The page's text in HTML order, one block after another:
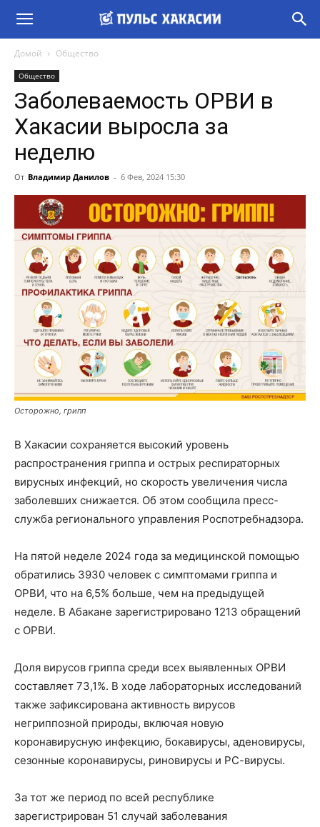
Домой Общество
Общество
Заболеваемость ОРВИ в
Хакасии выросла за
неделю
От Владимир Данилов - 6 Фев, 2024 15:30
Осторожно, грипп
В Хакасии сохраняется высокий уровень
распространения гриппа и острых респираторных
вирусных инфекций, но скорость увеличения числа
заболевших снижается. Об этом сообщила пресс-
служба регионального управления Роспотребнадзора.
На пятой неделе 2024 года за медицинской помощью
обратились 3930 человек с симптомами гриппа и
ОРВИ, что на 6,5% больше, чем на предыдущей
неделе. В Абакане зарегистрировано 1213 обращений
с ОРВИ.
Доля вирусов гриппа среди всех выявленных ОРВИ
составляет 73,1%. В ходе лабораторных исследований
также зафиксирована активность вирусов
негриппозной природы, включая новую
коронавирусную инфекцию, бокавирусы, аденовирусы,
сезонные коронавирусы, риновирусы и РС-вирусы.
За тот же период по всей республике
зарегистрирован 51 случай заболевания